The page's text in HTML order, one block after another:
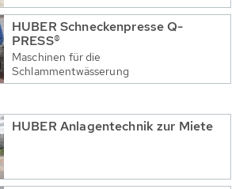
HUBER Schneckenpresse Q-
PRESS®
Maschinen für die
Schlammentwässerung
HUBER Anlagentechnik zur Miete